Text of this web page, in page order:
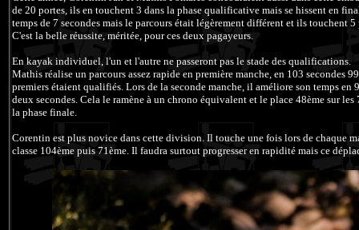
de 20 portes, ils en touchent 3 dans la phase qualificative mais se hissent en
temps de 7 secondes mais le parcours était légèrement différent et ils touchent 5
C'est la belle réussite, méritée, pour ces deux pagayeurs.
En kayak individuel, l'un et l'autre ne passeront pas le stade des qualifications.
Mathis réalise un parcours assez rapide en première manche, en 103 secondes
premiers étaient qualifiés. Lors de la seconde manche, il améliore son temps en
deux secondes. Cela le ramène à un chrono équivalent et le place 48ème sur
la phase finale.
Corentin est plus novice dans cette division. Il touche une fois lors de chaque
classe 104ème puis 71ème. Il faudra surtout progresser en rapidité mais ce